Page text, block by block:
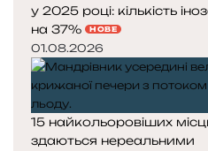
у 2025 році: кількість
на 37%
НОВЕ
01.08.2026
15 найкольоровіших
здаються нереальними